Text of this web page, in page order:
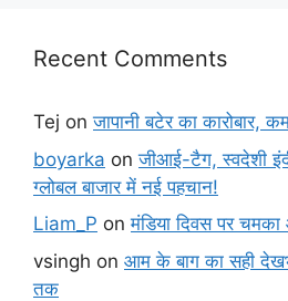
Recent Comments
Tej onजापानी बटेर का कारोबार,
boyarka onजीआई-टैग, स्वदेशी
ग्लोबल बाजार में नई पहचान!
Liam_P onमंडिया दिवस पर
vsingh on आम के बाग का सही
तक